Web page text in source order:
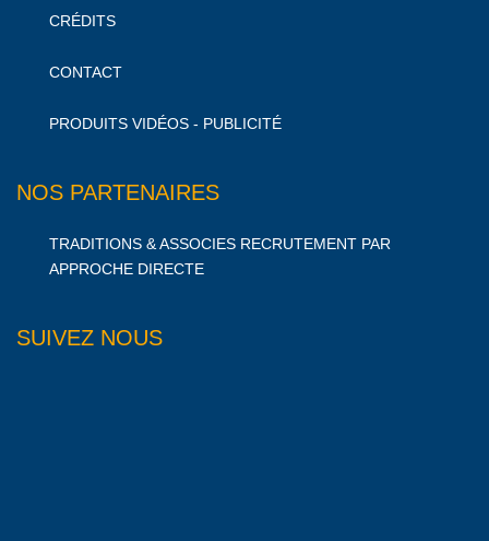
CRÉDITS
CONTACT
PRODUITS VIDÉOS - PUBLICITÉ
NOS PARTENAIRES
TRADITIONS & ASSOCIES RECRUTEMENT PAR
APPROCHE DIRECTE
SUIVEZ NOUS